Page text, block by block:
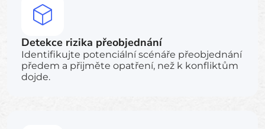
Detekce rizika přeobjednání
Identifikujte potenciální scénáře přeobjednání
předem a přijměte opatření, než k konfliktům
dojde.